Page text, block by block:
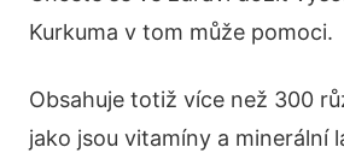
Kurkuma v tom může pomoci.
Obsahuje totiž více než 300
jako jsou vitamíny a minerální